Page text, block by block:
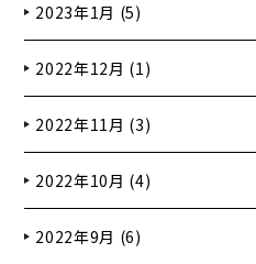
2023年1月 (5)
2022年12月 (1)
2022年11月 (3)
2022年10月 (4)
2022年9月 (6)